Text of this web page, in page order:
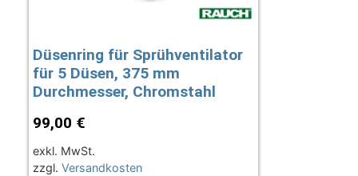
Düsenring für Sprühventilator
für 5 Düsen, 375 mm
Durchmesser, Chromstahl
99,00 €
exkl. MwSt.
zzgl. Versandkosten